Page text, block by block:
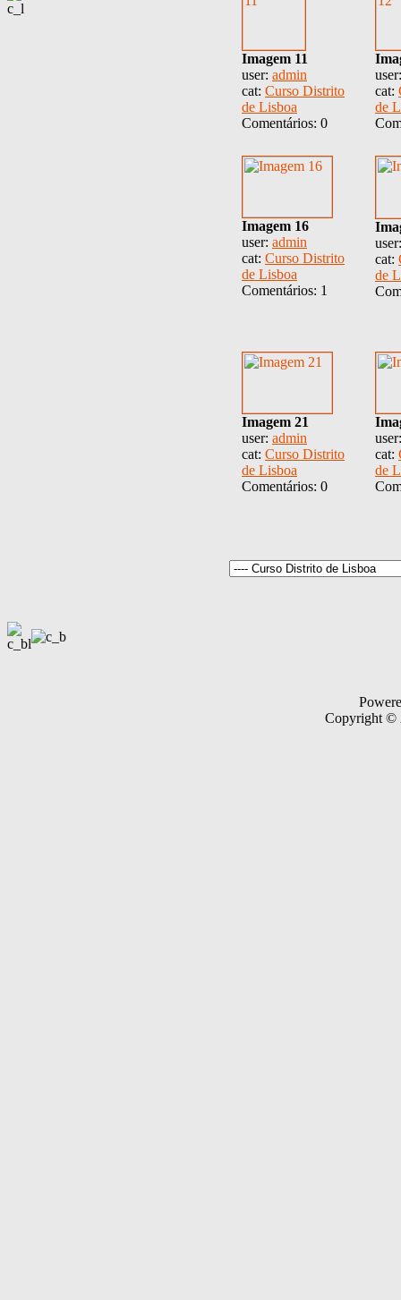
Imagem 11
user: admin
cat: Curso Distrito
de Lisboa
Comentários: 0
cat:
de
Imagem 16
user: admin
cat: Curso Distrito
de Lisboa
Comentários: 1
cat:
de
Imagem 21
user: admin
cat: Curso Distrito
de Lisboa
Comentários: 0
cat:
de
Copyright ©